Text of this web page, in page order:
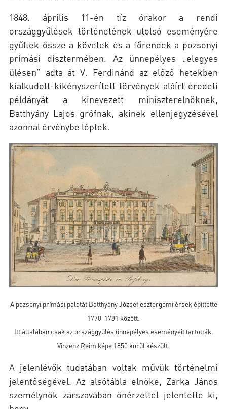
1848. április 11-én tíz órakor a rendi
országgyűlések történetének utolsó eseményére
gyűltek össze a követek és a főrendek a pozsonyi
prímási dísztermében. Az ünnepélyes „elegyes
ülésen” adta át V. Ferdinánd az előző hetekben
kialkudott-kikényszerített törvények aláírt eredeti
példányát a kinevezett miniszterelnöknek,
Batthyány Lajos grófnak, akinek ellenjegyzésével
azonnal érvénybe léptek.
A pozsonyi prímási palotát Batthyány József esztergomi érsek építtette
1778-1781 között.
Itt általában csak az országgyűlés ünnepélyes eseményeit tartották.
Vinzenz Reim képe 1850 körül készült.
A jelenlévők tudatában voltak művük történelmi
jelentőségével. Az alsótábla elnöke, Zarka János
személynök zárszavában önérzettel jelentette ki,